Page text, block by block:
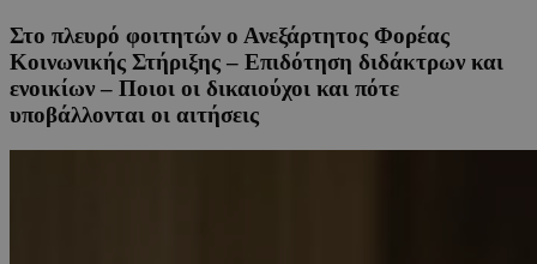
Στο πλευρό φοιτητών ο Ανεξάρτητος Φορέας
Κοινωνικής Στήριξης – Επιδότηση διδάκτρων και
ενοικίων – Ποιοι οι δικαιούχοι και πότε
υποβάλλονται οι αιτήσεις